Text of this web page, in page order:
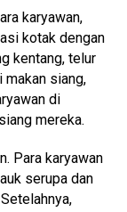
karyawan,
kotak dengan
kentang, telur
makan siang,
di
mereka.
Para karyawan
serupa dan